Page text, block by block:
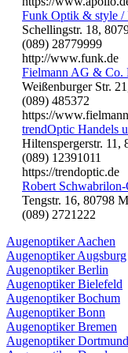
Funk Optik & style /
Schellingstr. 18,
(089) 28779999
http://www.funk.de
Fielmann AG & Co.
Weißenburger Str.
(089) 485372
https://
trendOptic Handels
Hiltenspergerstr. 11,
(089) 12391011
https://trendoptic.de
Robert
Tengstr. 16, 80798
(089) 2721222
Augenoptiker Aachen
Augenoptiker Augsburg
Augenoptiker Berlin
Augenoptiker Bielefeld
Augenoptiker Bochum
Augenoptiker Bonn
Augenoptiker Bremen
Augenoptiker Dortmund